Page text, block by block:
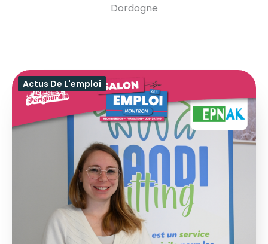
Dordogne
Actus De L'emploi